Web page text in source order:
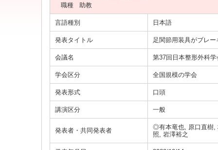
職種
助教
言語種別 日本語
発表タイトル 足関節用装具がブレ
会議名 第37回日本整形外科
学会区分 全国規模の学会
発表形式 口頭
講演区分 一般
発表者・共同発表者
◎有本竜也, 原口直樹,
照, 岩澤裕之